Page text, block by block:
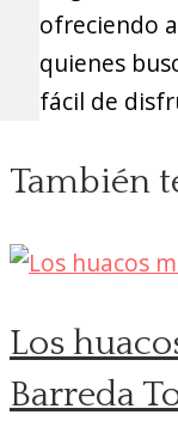
ofreciendo
quienes
fácil de
También
Los
Barreda